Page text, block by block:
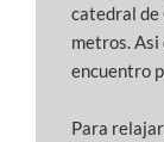
catedral de
metros. Asi
encuentro
Para